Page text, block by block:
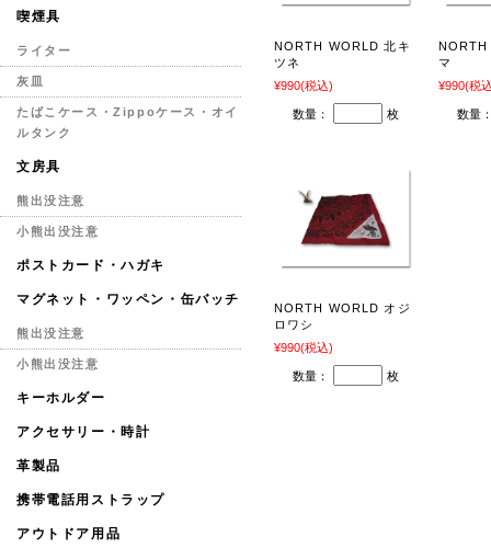
NORTH WORLD 北キ
ツネ
¥990(税込)
数量： 枚
マ
¥990(税
数量
NORTH WORLD オジ
ロワシ
¥990(税込)
数量： 枚
喫煙具
ライター
灰皿
たばこケース・Zippoケース・オイ
ルタンク
文房具
熊出没注意
小熊出没注意
ポストカード・ハガキ
マグネット・ワッペン・缶バッチ
熊出没注意
小熊出没注意
キーホルダー
アクセサリー・時計
革製品
携帯電話用ストラップ
アウトドア用品